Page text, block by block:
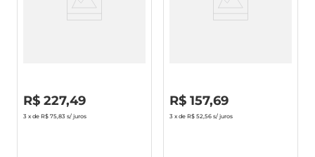
R$ 227,49
3 x de R$ 75,83 s/ juros
R$ 157,69
3 x de R$ 52,56 s/ juros